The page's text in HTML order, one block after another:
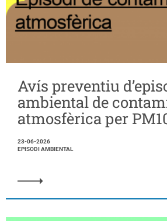
Avís preventiu
ambiental de
atmosfèrica per
23-06-2026
EPISODI AMBIENTAL